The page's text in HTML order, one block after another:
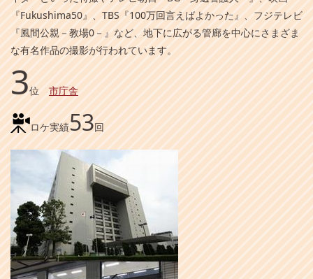
『Fukushima50』、TBS『100万回言えばよかった』、フジテレビ
『風間公親－教場0－』など、地下に広がる管廊を中心にさまざま
な有名作品の撮影が行われています。
3位 市庁舎
ロケ実績53回